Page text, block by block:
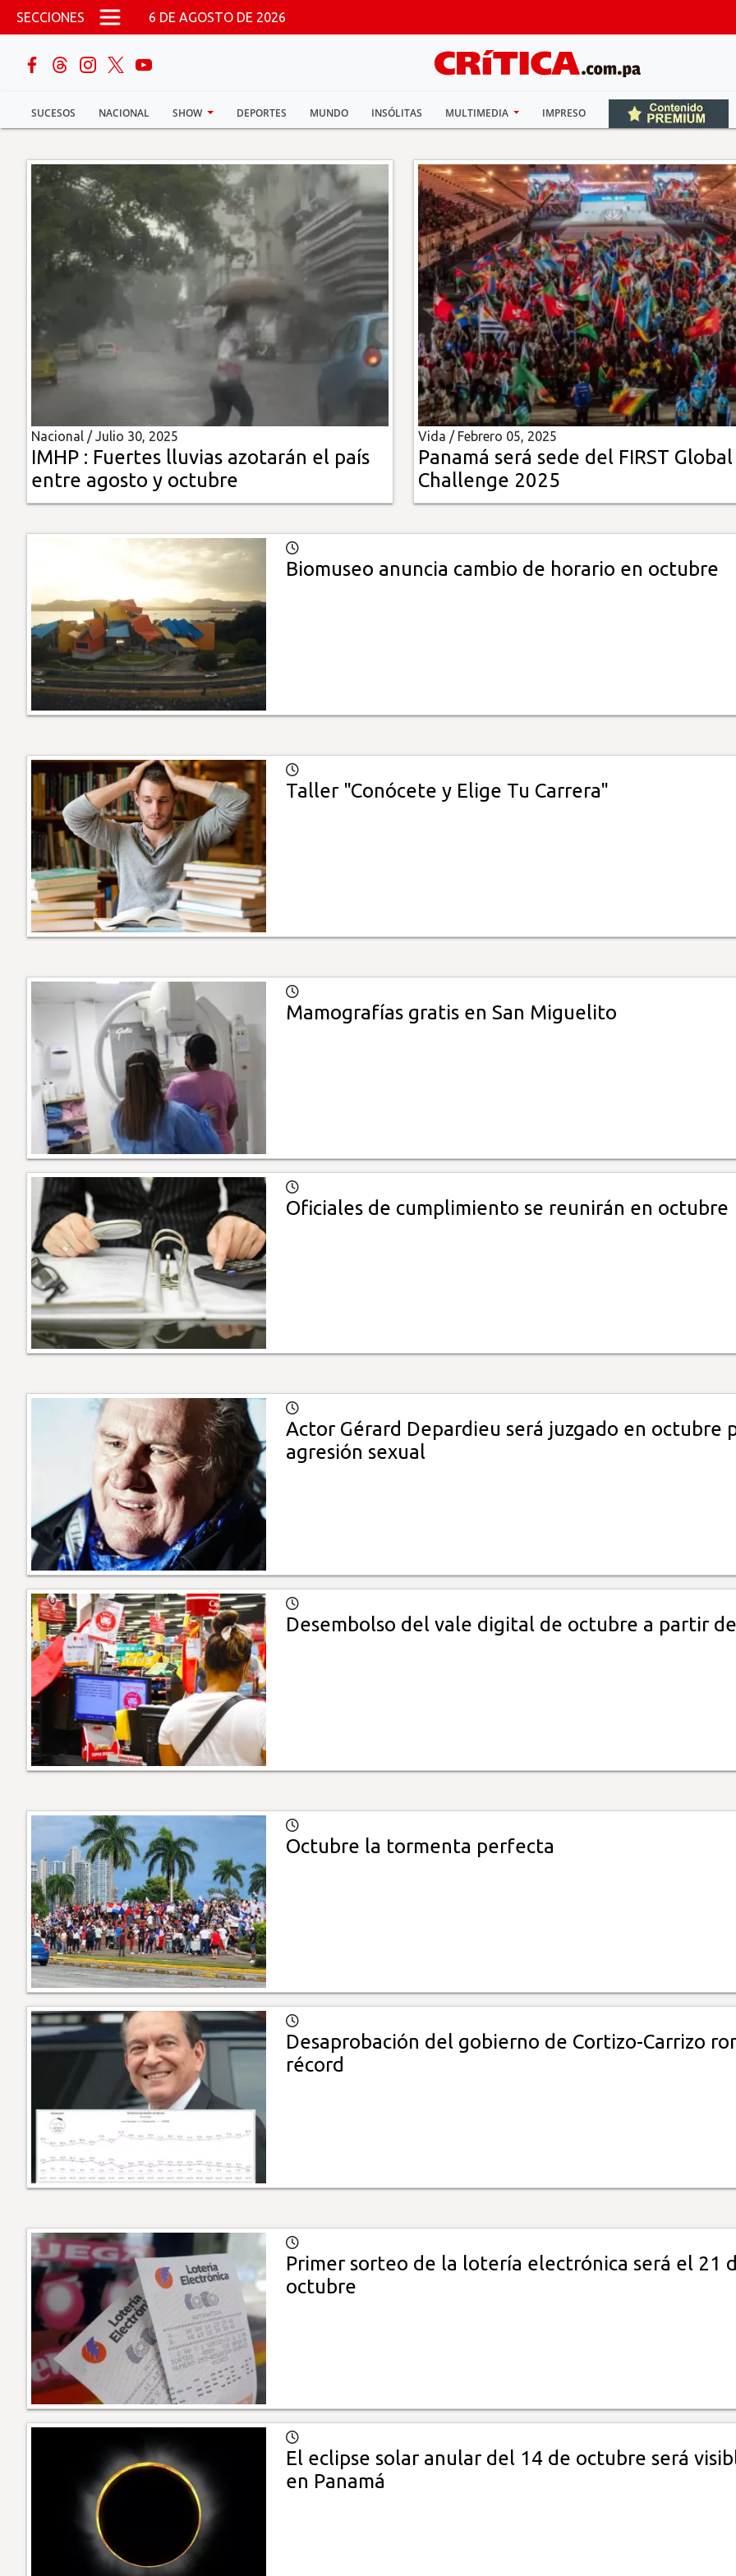
Pasar al contenido principal
SECCIONES 6 DE AGOSTO DE 2026
SUCESOS NACIONAL SHOW DEPORTES MUNDO INSÓLITAS MULTIMEDIA IMPRESO
buscar
Sucesos
Nacional
Mundo
Multimedia
Impreso
Nacional /Julio 30, 2025
IMHP : Fuertes lluvias azotarán el país
entre agosto y octubre
Vida / Febrero 05, 2025
Panamá será sede del FIRST Global
Challenge 2025
Biomuseo anuncia cambio de horario en octubre
Taller "Conócete y Elige Tu Carrera"
Mamografías gratis en San Miguelito
Oficiales de cumplimiento se reunirán en octubre
Actor Gérard Depardieu será juzgado en octubre
agresión sexual
Desembolso del vale digital de octubre a partir
Octubre la tormenta perfecta
Desaprobación del gobierno de Cortizo-Carrizo
récord
Primer sorteo de la lotería electrónica será el 21
octubre
El eclipse solar anular del 14 de octubre será
en Panamá